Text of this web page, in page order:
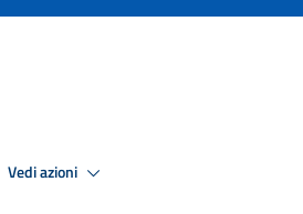
Vedi azioni